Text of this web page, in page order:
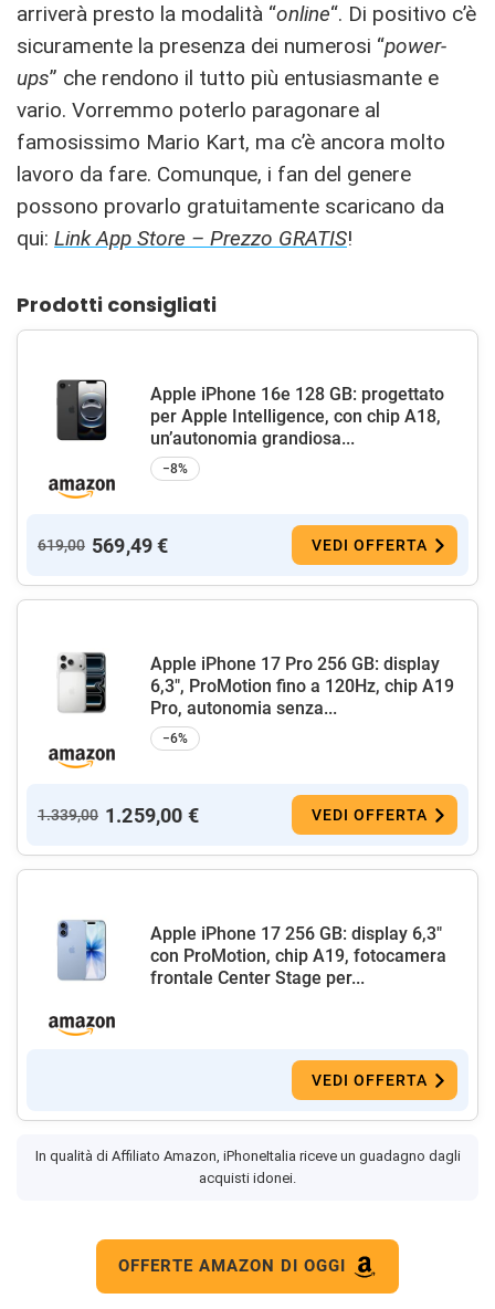
arriverà presto la modalità “online“. Di positivo c’è
sicuramente la presenza dei numerosi “power-
ups” che rendono il tutto più entusiasmante e
vario. Vorremmo poterlo paragonare al
famosissimo Mario Kart, ma c’è ancora molto
lavoro da fare. Comunque, i fan del genere
possono provarlo gratuitamente scaricano da
qui: Link App Store – Prezzo GRATIS!
Prodotti consigliati
Apple iPhone 16e 128 GB: progettato
per Apple Intelligence, con chip A18,
un’autonomia grandiosa...
−8%
619,00 569,49 € VEDI OFFERTA
Apple iPhone 17 Pro 256 GB: display
6,3", ProMotion fino a 120Hz, chip A19
Pro, autonomia senza...
−6%
1.339,00 1.259,00 € VEDI OFFERTA
Apple iPhone 17 256 GB: display 6,3"
con ProMotion, chip A19, fotocamera
frontale Center Stage per...
VEDI OFFERTA
In qualità di Affiliato Amazon, iPhoneItalia riceve un guadagno dagli
acquisti idonei.
OFFERTE AMAZON DI OGGI